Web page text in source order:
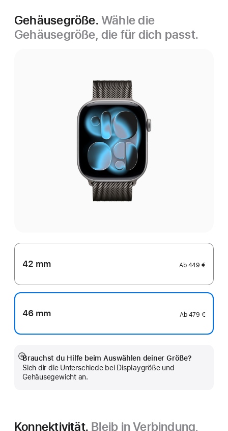
Gehäusegröße.Wähle die
Gehäusegröße, die für dich passt.
42 mm Ab 449 €
46 mm Ab 479 €
Brauchst du Hilfe beim Auswählen deiner Größe?
Sieh dir die Unterschiede bei Displaygröße und
Gehäusegewicht an.
Mehr
anzeigen
Konnektivität. Bleib in Verbindung,